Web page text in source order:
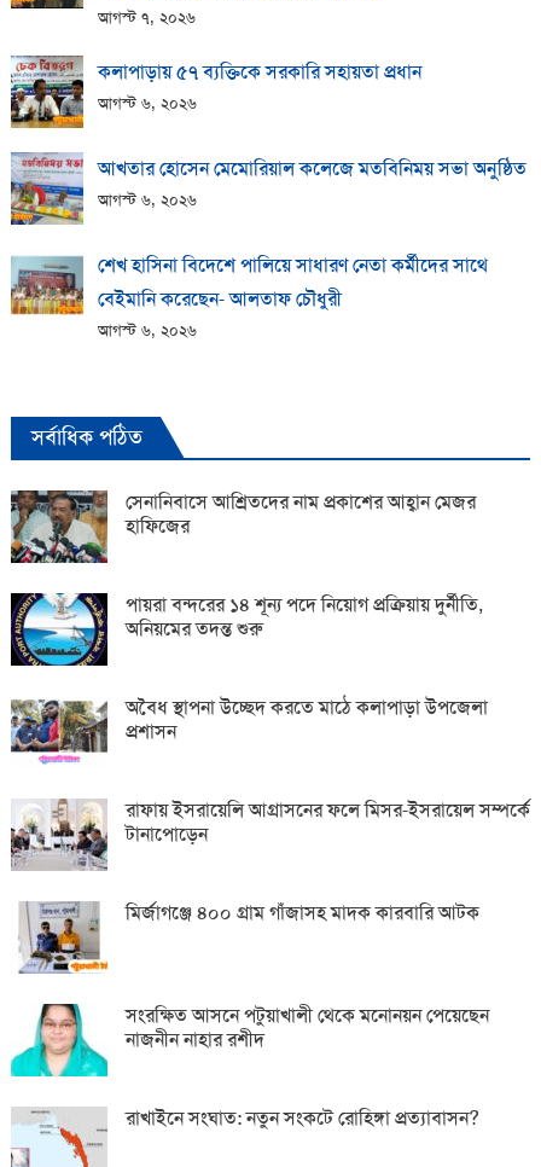
আগস্ট ৭, ২০২৬
কলাপাড়ায় ​৫৭ ব্যক্তিকে সরকারি সহায়তা প্রধান
আগস্ট ৬, ২০২৬
আখতার হোসেন মেমোরিয়াল কলেজে মতবিনিময় সভা অনুষ্ঠিত
আগস্ট ৬, ২০২৬
শেখ হাসিনা বিদেশে পালিয়ে সাধারণ নেতা কর্মীদের সাথে
বেইমানি করেছেন- আলতাফ চৌধুরী
আগস্ট ৬, ২০২৬
সর্বাধিক পঠিত
সেনানিবাসে আশ্রিতদের নাম প্রকাশের আহ্বান মেজর
হাফিজের
পায়রা বন্দরের ১৪ শূন্য পদে নিয়োগ প্রক্রিয়ায় দুর্নীতি,
অনিয়মের তদন্ত শুরু
অবৈধ স্থাপনা উচ্ছেদ করতে মাঠে কলাপাড়া উপজেলা
প্রশাসন
রাফায় ইসরায়েলি আগ্রাসনের ফলে মিসর-ইসরায়েল সম্পর্কে
টানাপোড়েন
মির্জাগঞ্জে ৪০০ গ্রাম গাঁজাসহ মাদক কারবারি আটক
সংরক্ষিত আসনে পটুয়াখালী থেকে মনোনয়ন পেয়েছেন
নাজনীন নাহার রশীদ
রাখাইনে সংঘাত: নতুন সংকটে রোহিঙ্গা প্রত্যাবাসন?